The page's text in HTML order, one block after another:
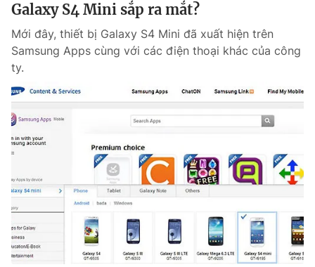
Galaxy S4 Mini sắp ra mắt?
Mới đây, thiết bị Galaxy S4 Mini đã xuất hiện trên
Samsung Apps cùng với các điện thoại khác của công
ty.